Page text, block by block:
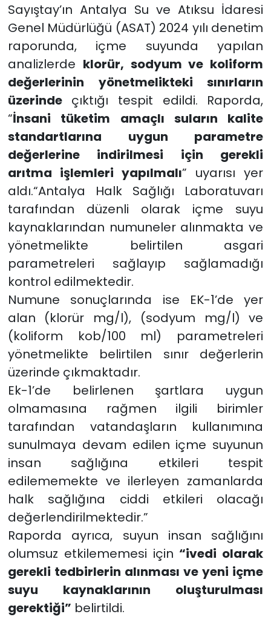
Sayıştay’ın Antalya Su ve Atıksu İdaresi
Genel Müdürlüğü (ASAT) 2024 yılı denetim
raporunda, içme suyunda yapılan
analizlerde klorür, sodyum ve koliform
değerlerinin yönetmelikteki sınırların
üzerindeçıktığı tespit edildi. Raporda,
“İnsani tüketim amaçlı suların kalite
standartlarına uygun parametre
değerlerine indirilmesi için gerekli
arıtma işlemleri yapılmalı” uyarısı yer
aldı.“Antalya Halk Sağlığı Laboratuvarı
tarafından düzenli olarak içme suyu
kaynaklarından numuneler alınmakta ve
yönetmelikte belirtilen asgari
parametreleri sağlayıp sağlamadığı
kontrol edilmektedir.
Numune sonuçlarında ise EK-1’de yer
alan (klorür mg/l), (sodyum mg/l) ve
(koliform kob/100 ml) parametreleri
yönetmelikte belirtilen sınır değerlerin
üzerinde çıkmaktadır.
Ek-1’de belirlenen şartlara uygun
olmamasına rağmen ilgili birimler
tarafından vatandaşların kullanımına
sunulmaya devam edilen içme suyunun
insan sağlığına etkileri tespit
edilememekte ve ilerleyen zamanlarda
halk sağlığına ciddi etkileri olacağı
değerlendirilmektedir.”
Raporda ayrıca, suyun insan sağlığını
olumsuz etkilememesi için “ivedi olarak
gerekli tedbirlerin alınması ve yeni içme
suyu kaynaklarının oluşturulması
gerektiği” belirtildi.